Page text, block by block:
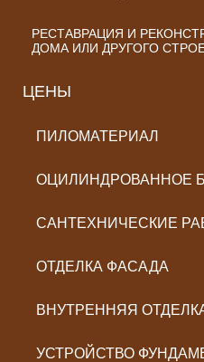
РЕСТАВРАЦИЯ И
ДОМА ИЛИ ДРУГОГО
ЦЕНЫ
ПИЛОМАТЕРИАЛ
ОЦИЛИНДРОВАННОЕ
САНТЕХНИЧЕСКИЕ
ОТДЕЛКА ФАСАДА
ВНУТРЕННЯЯ
УСТРОЙСТВО